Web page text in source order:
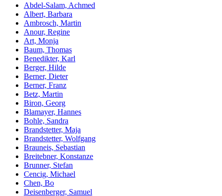
Abdel-Salam, Achmed
Albert, Barbara
Ambrosch, Martin
Anour, Regine
Art, Monja
Baum, Thomas
Benedikter, Karl
Berger, Hilde
Berner, Dieter
Berner, Franz
Betz, Martin
Biron, Georg
Blamayer, Hannes
Bohle, Sandra
Brandstetter, Maja
Brandstetter, Wolfgang
Brauneis, Sebastian
Breitebner, Konstanze
Brunner, Stefan
Cencig, Michael
Chen, Bo
Deisenberger, Samuel